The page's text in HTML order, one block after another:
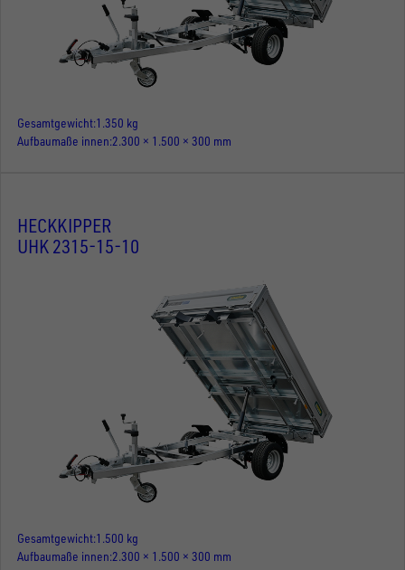
Gesamtgewicht 1.350 kg
Aufbaumaße innen 2.300 × 1.500 × 300 mm
HECKKIPPER
UHK 2315-15-10
Gesamtgewicht 1.500 kg
Aufbaumaße innen 2.300 × 1.500 × 300 mm